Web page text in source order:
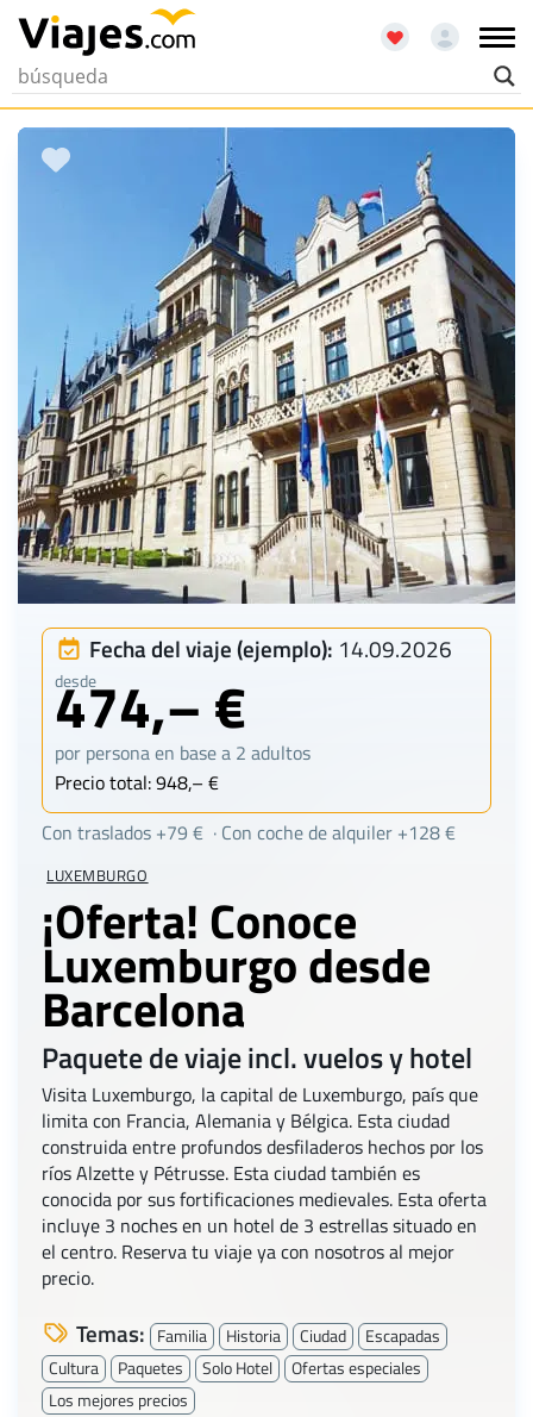
LUXEMBURGO
¡Oferta! Conoce
Luxemburgo desde
Barcelona
Paquete de viaje incl. vuelos y hotel
Visita Luxemburgo, la capital de Luxemburgo, país que
limita con Francia, Alemania y Bélgica. Esta ciudad
construida entre profundos desfiladeros hechos por los
ríos Alzette y Pétrusse. Esta ciudad también es
conocida por sus fortificaciones medievales. Esta oferta
incluye 3 noches en un hotel de 3 estrellas situado en
el centro. Reserva tu viaje ya con nosotros al mejor
precio.
Temas: Familia Historia Ciudad
Escapadas
Cultura
Paquetes Solo Hotel
Ofertas especiales
Los mejores precios
Fecha del viaje (ejemplo): 14.09.2026
desde
474,– €
por persona en base a 2 adultos
Precio total: 948,– €
Con traslados +79 € · Con coche de alquiler +128 €